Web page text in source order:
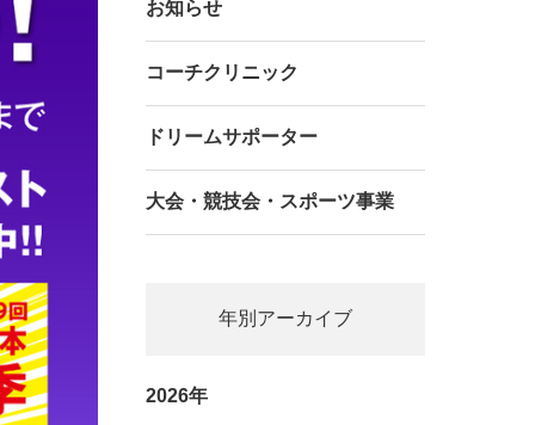
お知らせ
コーチクリニック
ドリームサポーター
大会・競技会・スポーツ事業
年別アーカイブ
2026年